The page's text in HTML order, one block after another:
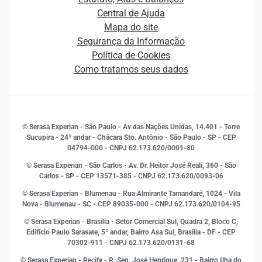
Curso Gratuito de Saúde Financeira
Empreendedorismo
Estudos e Pesquisas
Inovação e Tecnologia
Leis e impostos
Marketing
Open Finance
Proteção de Dados
Sustentabilidade Corporativa
Distribuidores e representantes
Estrutura Organizacional
Sala de Imprensa
Central de Ajuda
Mapa do site
Segurança da Informação
Política de Cookies
Como tratamos seus dados
© Serasa Experian - São Paulo - Av das Nações Unidas, 14.401 - Torre
Sucupira - 24º andar - Chácara Sto. Antônio - São Paulo - SP - CEP
04794-000 - CNPJ 62.173.620/0001-80
© Serasa Experian - São Carlos - Av. Dr. Heitor José Reali, 360 - São
Carlos - SP - CEP 13571-385 - CNPJ 62.173.620/0093-06
© Serasa Experian - Blumenau - Rua Almirante Tamandaré, 1024 - Vila
Nova - Blumenau - SC - CEP 89035-000 - CNPJ 62.173.620/0104-95
© Serasa Experian - Brasília - Setor Comercial Sul, Quadra 2, Bloco C,
Edifício Paulo Sarasate, 5º andar, Bairro Asa Sul, Brasília - DF - CEP
70302-911 - CNPJ 62.173.620/0131-68
© Serasa Experian - Recife - R. Sen. José Henrique, 231 - Bairro Ilha do